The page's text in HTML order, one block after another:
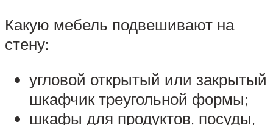
Какую мебель подвешивают на
стену:
угловой открытый или закрытый
шкафчик треугольной формы;
шкафы для продуктов, посуды,